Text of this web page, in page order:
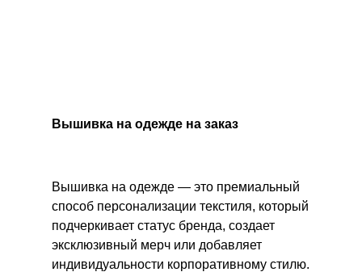
Вышивка на одежде — это премиальный
способ персонализации текстиля, который
подчеркивает статус бренда, создает
эксклюзивный мерч или добавляет
индивидуальности корпоративному стилю.
Вышивка на одежде на заказ